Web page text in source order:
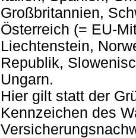
Großbritannien,
Österreich (= EU-
Liechtenstein,
Republik,
Ungarn.
Hier gilt statt der
Kennzeichen des